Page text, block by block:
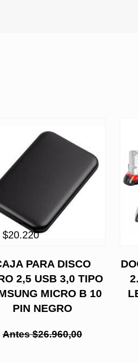
PARA DISCO
2,5 USB 3,0 TIPO
MICRO B 10
PIN NEGRO
Antes $26.960,00
$20.220